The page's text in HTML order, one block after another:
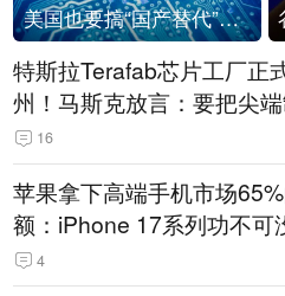
美国也要搞“国产替代”？先算清三笔账
特斯拉Terafab芯片工厂正
州！马斯克放言：要把尖
回美国
16
苹果拿下高端手机市场
额：iPhone 17系列功不可
4